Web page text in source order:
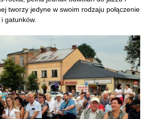
tworzy jedyne w swoim rodzaju połączenie
gatunków.